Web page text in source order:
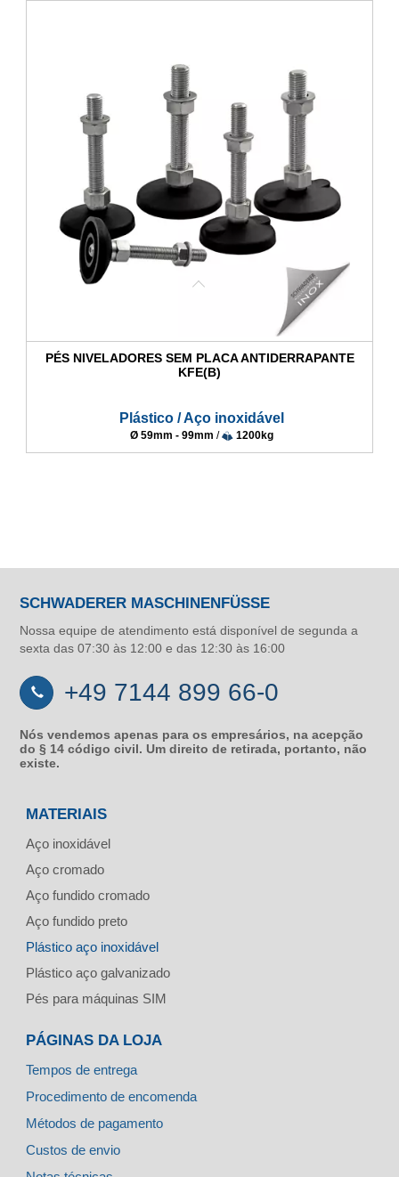
PÉS NIVELADORES SEM PLACA ANTIDERRAPANTE
KFE(B)
Plástico / Aço inoxidável
Ø 59mm - 99mm / 1200kg
SCHWADERER MASCHINENFÜSSE
Nossa equipe de atendimento está disponível de segunda a
sexta das 07:30 às 12:00 e das 12:30 às 16:00
+49 7144 899 66-0
Nós vendemos apenas para os empresários, na acepção
do § 14 código civil. Um direito de retirada, portanto, não
existe.
MATERIAIS
Aço inoxidável
Aço cromado
Aço fundido cromado
Aço fundido preto
Plástico aço inoxidável
Plástico aço galvanizado
Pés para máquinas SIM
PÁGINAS DA LOJA
Tempos de entrega
Procedimento de encomenda
Métodos de pagamento
Custos de envio